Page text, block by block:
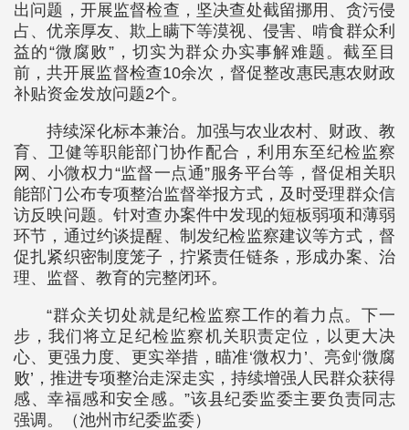
出问题，开展监督检查，坚决查处截留挪用、贪污侵
占、优亲厚友、欺上瞒下等漠视、侵害、啃食群众利
益的“微腐败”，切实为群众办实事解难题。截至目
前，共开展监督检查10余次，督促整改惠民惠农财政
补贴资金发放问题2个。
持续深化标本兼治。加强与农业农村、财政、教
育、卫健等职能部门协作配合，利用东至纪检监察
网、小微权力“监督一点通”服务平台等，督促相关职
能部门公布专项整治监督举报方式，及时受理群众信
访反映问题。针对查办案件中发现的短板弱项和薄弱
环节，通过约谈提醒、制发纪检监察建议等方式，督
促扎紧织密制度笼子，拧紧责任链条，形成办案、治
理、监督、教育的完整闭环。
“群众关切处就是纪检监察工作的着力点。下一
步，我们将立足纪检监察机关职责定位，以更大决
心、更强力度、更实举措，瞄准‘微权力’、亮剑‘微腐
败’，推进专项整治走深走实，持续增强人民群众获得
感、幸福感和安全感。”该县纪委监委主要负责同志
强调。（池州市纪委监委）